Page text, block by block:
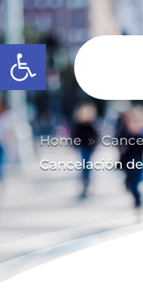
Abrir barra de
Home 9
Cancelación